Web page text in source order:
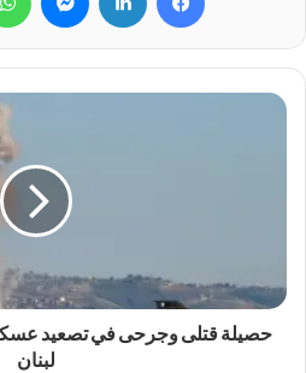
حصيلة قتلى وجرحى في تصعيد
لبنان